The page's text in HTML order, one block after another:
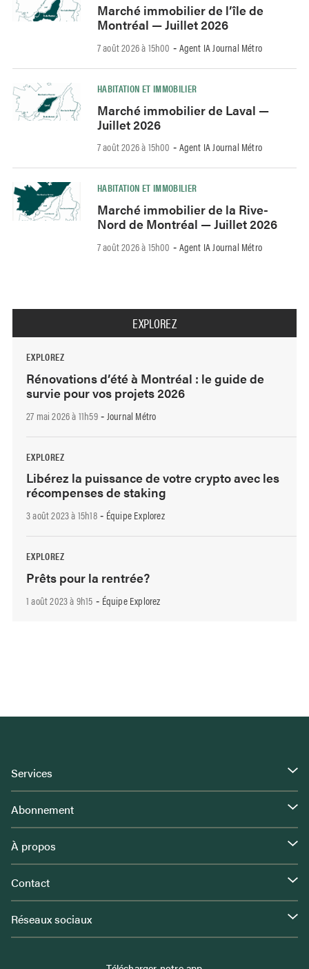
Marché immobilier de l’île de
Montréal — Juillet 2026
7 août 2026 à 15h00 - Agent IA Journal Métro
HABITATION ET IMMOBILIER
Marché immobilier de Laval —
Juillet 2026
7 août 2026 à 15h00 - Agent IA Journal Métro
HABITATION ET IMMOBILIER
Marché immobilier de la Rive-
Nord de Montréal — Juillet 2026
7 août 2026 à 15h00 - Agent IA Journal Métro
EXPLOREZ
EXPLOREZ
Rénovations d’été à Montréal : le guide de
survie pour vos projets 2026
27 mai 2026 à 11h59- Journal Métro
EXPLOREZ
Libérez la puissance de votre crypto avec les
récompenses de staking
3 août 2023 à 15h18- Équipe Explorez
EXPLOREZ
Prêts pour la rentrée?
1 août 2023 à 9h15 - Équipe Explorez
Services
Abonnement
À propos
Contact
Réseaux sociaux